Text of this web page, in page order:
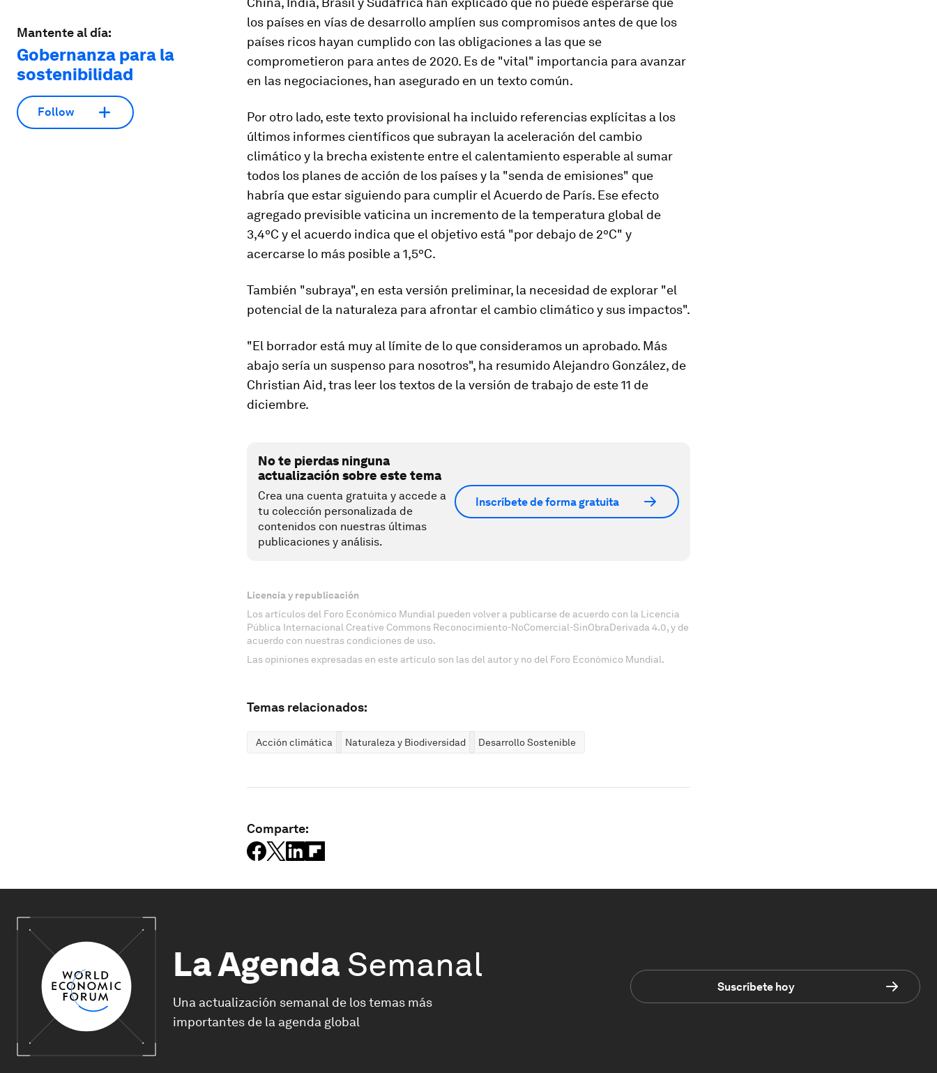
Mantente al día:
Gobernanza para la
sostenibilidad
Follow
los países en vías de desarrollo amplíen sus compromisos antes de que los
países ricos hayan cumplido con las obligaciones a las que se
comprometieron para antes de 2020. Es de "vital" importancia para avanzar
en las negociaciones, han asegurado en un texto común.
Por otro lado, este texto provisional ha incluido referencias explícitas a los
últimos informes científicos que subrayan la aceleración del cambio
climático y la brecha existente entre el calentamiento esperable al sumar
todos los planes de acción de los países y la "senda de emisiones" que
habría que estar siguiendo para cumplir el Acuerdo de París. Ese efecto
agregado previsible vaticina un incremento de la temperatura global de
3,4ºC y el acuerdo indica que el objetivo está "por debajo de 2ºC" y
acercarse lo más posible a 1,5ºC.
También "subraya", en esta versión preliminar, la necesidad de explorar "el
potencial de la naturaleza para afrontar el cambio climático y sus impactos".
"El borrador está muy al límite de lo que consideramos un aprobado. Más
abajo sería un suspenso para nosotros", ha resumido Alejandro González, de
Christian Aid, tras leer los textos de la versión de trabajo de este 11 de
diciembre.
No te pierdas ninguna
actualización sobre este tema
Crea una cuenta gratuita y accede a
tu colección personalizada de
contenidos con nuestras últimas
publicaciones y análisis.
Inscríbete de forma gratuita
Licencia y republicación
Los artículos del Foro Económico Mundial pueden volver a publicarse de acuerdo con la Licencia
Pública Internacional Creative Commons Reconocimiento-NoComercial-SinObraDerivada 4.0, y de
acuerdo con nuestras condiciones de uso.
Las opiniones expresadas en este artículo son las del autor y no del Foro Económico Mundial.
Temas relacionados:
Acción climática Naturaleza y Biodiversidad Desarrollo Sostenible
Comparte:
La Agenda Semanal
Una actualización semanal de los temas más
importantes de la agenda global
Suscríbete hoy